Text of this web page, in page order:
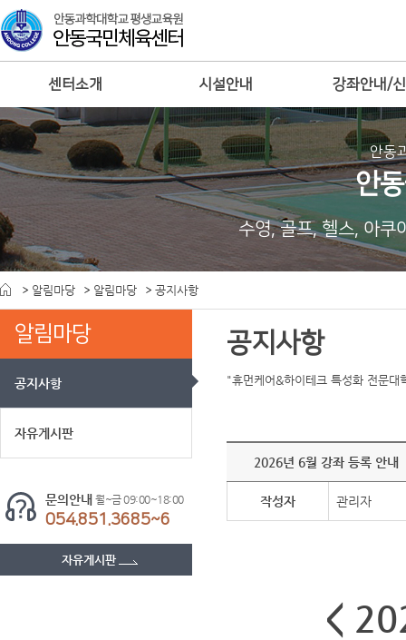
센터소개 시설안내 강좌안내/
안동
안
수영, 골프, 헬스, 아쿠
알림마당 알림마당 공지사항
알림마당
공지사항
자유게시판
문의안내 월~금 09:00~18:00
054.851.3685~6
자유게시판
공지사항
"휴먼케어&하이테크 특성화 전문대
2026년 6월 강좌 등록 안내
작성자 관리자
<